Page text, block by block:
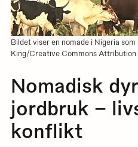
Bildet viser en nomade i Nigeria
King/Creative Commons
Nomadisk
jordbruk –
konflikt